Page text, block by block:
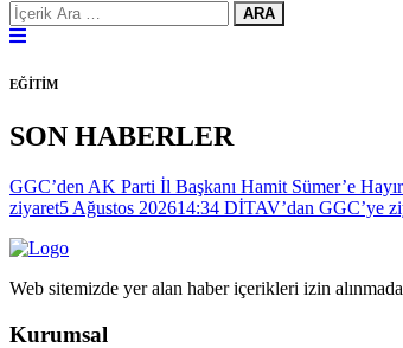
ARA
EĞİTİM
SON HABERLER
GGC’den AK Parti İl Başkanı Hamit Sümer’e
ziyaret5 Ağustos 202614:34 DİTAV’dan GGC’ye
Web sitemizde yer alan haber içerikleri izin
Kurumsal